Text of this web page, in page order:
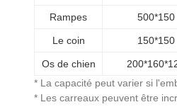
Rampes 500*150
Le coin 150*150
Os de chien
* La capacité peut varier si
* Les carreaux peuvent être